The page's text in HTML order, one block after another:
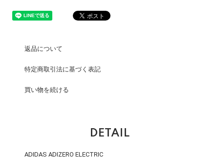
返品について
特定商取引法に基づく表記
買い物を続ける
DETAIL
ADIDAS ADIZERO ELECTRIC